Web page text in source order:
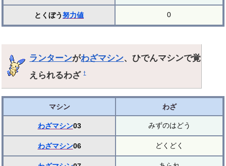
とくぼう努力値 0
ランターンがわざマシン、ひでんマシンで覚
えられるわざ†
マシン わざ
わざマシン03 みずのはどう
わざマシン06 どくどく